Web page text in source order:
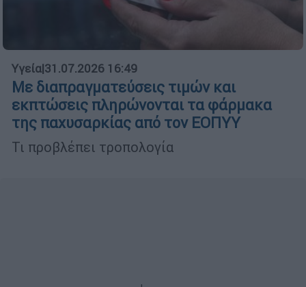
Υγεία|31.07.2026 16:49
Με διαπραγματεύσεις τιμών και
εκπτώσεις πληρώνονται τα φάρμακα
της παχυσαρκίας από τον ΕΟΠΥΥ
Τι προβλέπει τροπολογία